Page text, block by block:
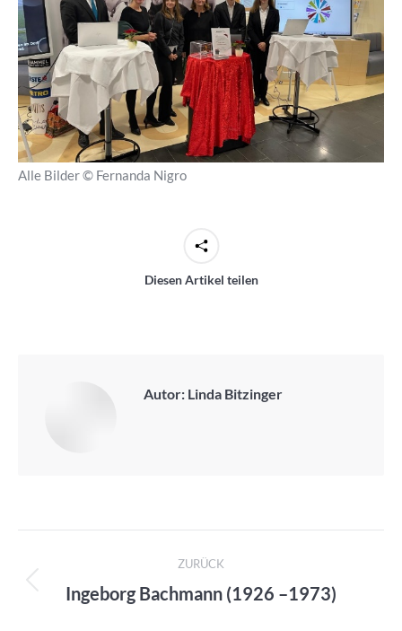
Alle Bilder © Fernanda Nigro
Diesen Artikel teilen
Autor: Linda Bitzinger
Kommentarnavigation
ZURÜCK
Vorheriger
Ingeborg Bachmann (1926 –1973)